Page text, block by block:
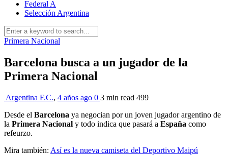
Federal A
Selección Argentina
Primera Nacional
Barcelona busca a un jugador de la
Primera Nacional
Argentina F.C., 4 años ago 0 3 min read 499
Desde el Barcelona ya negocian por un joven jugador argentino de
la Primera Nacional y todo indica que pasará a España como
refeurzo.
Mira también: Así es la nueva camiseta del Deportivo Maipú